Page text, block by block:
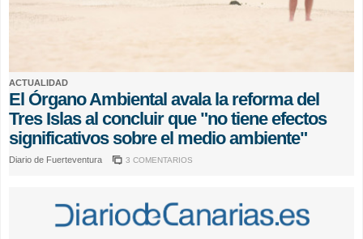
ACTUALIDAD
El Órgano Ambiental avala la reforma del
Tres Islas al concluir que "no tiene efectos
significativos sobre el medio ambiente"
Diario de Fuerteventura 3 COMENTARIOS